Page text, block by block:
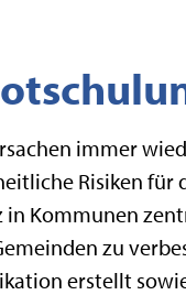
immer
Risiken für
Kommunen
zu
erstellt